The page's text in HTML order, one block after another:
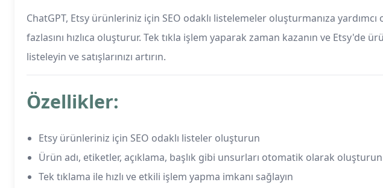
ChatGPT, Etsy ürünleriniz için SEO odaklı listelemeler oluşturmanıza
fazlasını hızlıca oluşturur. Tek tıkla işlem yaparak zaman kazanın ve
listeleyin ve satışlarınızı artırın.
Özellikler:
Etsy ürünleriniz için SEO odaklı listeler oluşturun
Ürün adı, etiketler, açıklama, başlık gibi unsurları otomatik olarak oluşturun
Tek tıklama ile hızlı ve etkili işlem yapma imkanı sağlayın